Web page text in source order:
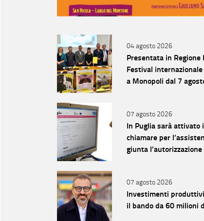
04 agosto 2026
Presentata in Regione
Festival
a Monopoli dal 7
07 agosto 2026
In Puglia sarà attivato
chiamare per
giunta l’autorizzazione
07 agosto 2026
Investimenti
il bando da 60 milioni